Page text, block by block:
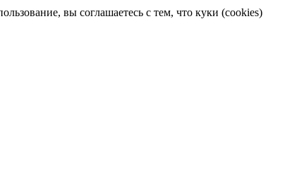
вы соглашаетесь с тем, что куки (cookies)